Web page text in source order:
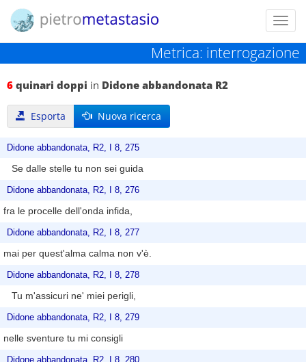
Metrica: interrogazione
6 quinari doppi in Didone abbandonata R2
Esporta Nuova ricerca
Didone abbandonata, R2, I 8, 275
Se dalle stelle tu non sei guida
Didone abbandonata, R2, I 8, 276
fra le procelle dell'onda infida,
Didone abbandonata, R2, I 8, 277
mai per quest'alma calma non v'è.
Didone abbandonata, R2, I 8, 278
Tu m'assicuri ne' miei perigli,
Didone abbandonata, R2, I 8, 279
nelle sventure tu mi consigli
Didone abbandonata, R2, I 8, 280